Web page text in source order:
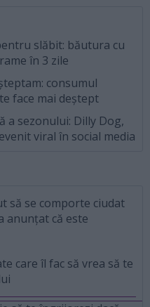
slăbit: băutura cu
în 3 zile
consumul
face mai deștept
a sezonului: Dilly Dog,
viral în social media
să se comporte ciudat
anunțat că este
care îl fac să vrea să te